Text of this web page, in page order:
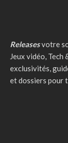
Releasesvotre
Jeux vidéo,
exclusivités,
et dossiers pour